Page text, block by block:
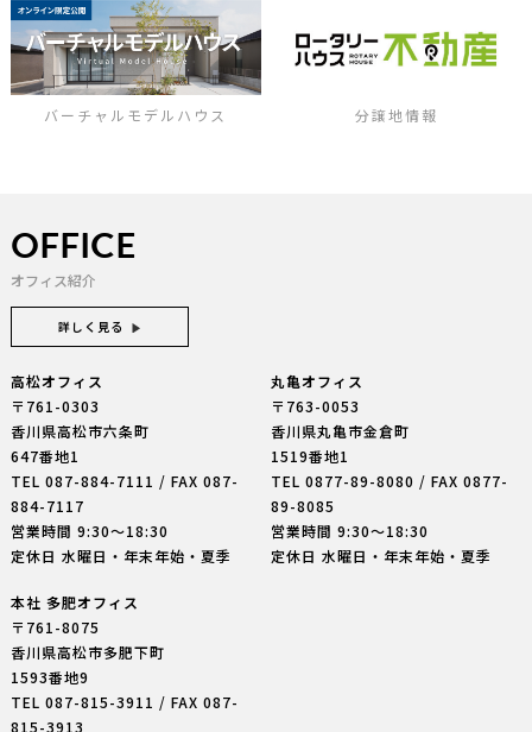
バーチャルモデルハウス 分譲地情報
OFFICE
オフィス紹介
詳しく見る
高松オフィス
〒761-0303
香川県高松市六条町
647番地1
TEL 087-884-7111 / FAX 087-
884-7117
営業時間 9:30〜18:30
定休日 水曜日・年末年始・夏季
丸亀オフィス
〒763-0053
香川県丸亀市金倉町
1519番地1
TEL0877-89-8080 / FAX 0877-
89-8085
営業時間 9:30〜18:30
定休日 水曜日・年末年始・夏季
本社 多肥オフィス
〒761-8075
香川県高松市多肥下町
1593番地9
TEL 087-815-3911 / FAX 087-
815-3913